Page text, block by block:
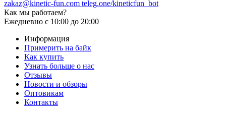
zakaz@kinetic-fun.com teleg.one/kineticfun_bot
Как мы работаем?
Ежедневно с 10:00 до 20:00
Информация
Примерить на байк
Как купить
Узнать больше о нас
Отзывы
Новости и обзоры
Оптовикам
Контакты